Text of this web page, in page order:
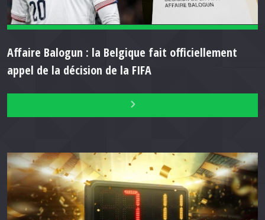
Affaire Balogun : la Belgique fait officiellement
appel de la décision de la FIFA